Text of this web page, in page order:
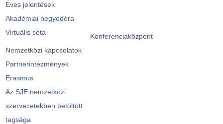
Éves jelentések
Akadémiai negyedóra
Virtuális séta
Konferenciaközpont
Nemzetközi kapcsolatok
Partnerintézmények
Erasmus
Az SJE nemzetközi
szervezetekben betöltött
tagsága